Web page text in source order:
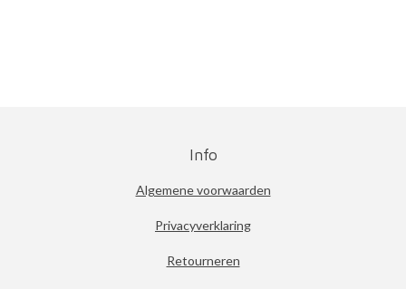
Info
Algemene voorwaarden
Privacyverklaring
Retourneren